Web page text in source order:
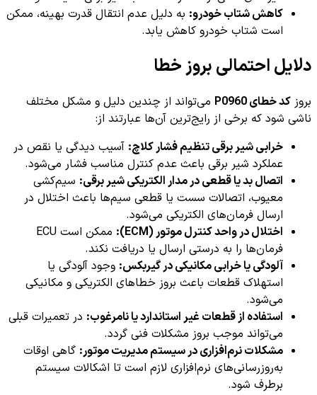
کاهش شتاب خودرو: به دلیل عدم انتقال قدرت بهینه، ممکن
است شتاب خودرو کاهش یابد.
دلایل احتمالی بروز خطا
بروز کد خطای P0960
می‌تواند از چندین دلیل و مشکل مختلف
ناشی شود که برخی از رایج‌ترین آن‌ها عبارتند از:
خرابی شیر برقی تنظیم فشار کلاچ: آسیب دیدگی یا نقص در
عملکرد شیر برقی باعث عدم کنترل مناسب فشار می‌شود.
اتصال بد یا قطعی در مدار الکتریکی شیر برقی: سیم‌کشی
معیوب، اتصالات سست یا قطعی سیم‌ها باعث اختلال در
ارسال فرمان‌های الکتریکی می‌شود.
اختلال در واحد کنترل موتور (ECM):
ممکن است ECU
فرمان‌ها را به درستی ارسال یا دریافت نکند.
آلودگی یا خرابی مکانیکی در گیربکس: وجود آلودگی یا
استهلاک قطعات باعث بروز خطاهای الکتریکی و مکانیکی
می‌شود.
استفاده از قطعات غیر استاندارد یا نامرغوب: در تعمیرات قبلی
می‌تواند موجب بروز مشکلات فنی گردد.
مشکلات نرم‌افزاری در سیستم مدیریت موتور: گاهی اوقات
به‌روزرسانی‌های نرم‌افزاری لازم است تا اشکالات سیستم
برطرف شود.